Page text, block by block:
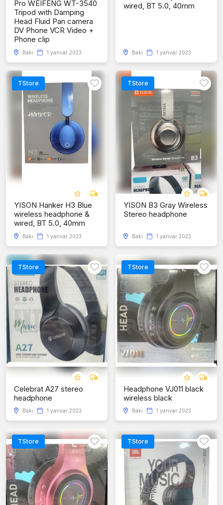
Pro WEIFENG WT-3540
Tripod with Damping
Head Fluid Pan camera
DV Phone VCR Video +
Phone clip
Bakı 1 yanvar 2023
wired, BT 5.0, 40mm
Bakı 1 yanvar 2023
TStore
YISON Hanker H3 Blue
wireless headphone &
wired, BT 5.0, 40mm
Bakı 1 yanvar 2023
TStore
YISON B3 Gray Wireless
Stereo headphone
Bakı 1 yanvar 2023
TStore
Celebrat A27 stereo
headphone
Bakı 1 yanvar 2023
TStore
Headphone VJ011 black
wireless black
Bakı 1 yanvar 2023
TStore TStore